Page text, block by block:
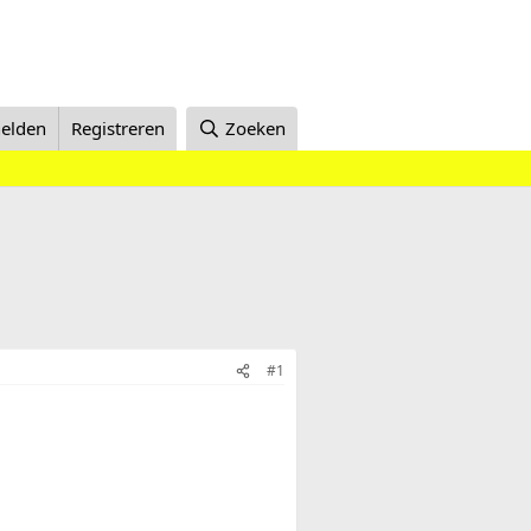
Registreren Zoeken
#1